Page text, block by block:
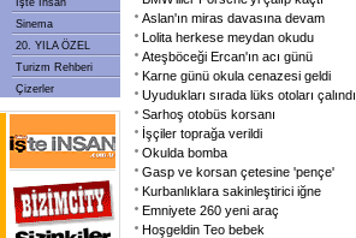
İşte İnsan
Sinema
20. YILA ÖZEL
Turizm Rehberi
Çizerler
Aslan'ın miras davasına devam
Lolita herkese meydan okudu
Ateşböceği Ercan'ın acı günü
Karne günü okula cenazesi geldi
Uyudukları sırada lüks otoları çalındı
Sarhoş otobüs korsanı
İşçiler toprağa verildi
Okulda bomba
Gasp ve korsan çetesine 'pençe'
Kurbanlıklara sakinleştirici iğne
Emniyete 260 yeni araç
Hoşgeldin Teo bebek